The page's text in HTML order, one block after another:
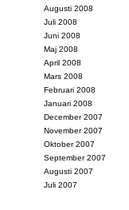
Augusti 2008
Juli 2008
Juni 2008
Maj 2008
April 2008
Mars 2008
Februari 2008
Januari 2008
December 2007
November 2007
Oktober 2007
September 2007
Augusti 2007
Juli 2007